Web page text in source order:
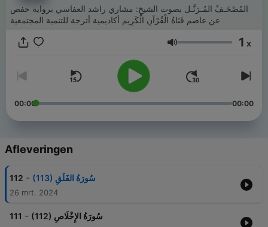
المُصْحَـفْ المُـرَتَّـل بصوت الشيخ: مشاري راشد العفاسي برواية حفص
عن عاصم قَنَاةُ الْقُرْآنِ الْكَرِيمِ أكاديمية أترجة للتنمية المجتمعية
Volume 1 x
00:00 00:00
Afleveringen
112 - (113) سُورَةُ الفَلَقِ
26 mrt. 2024
111 - (112) سُورَةُ الإِخْلَاصِ